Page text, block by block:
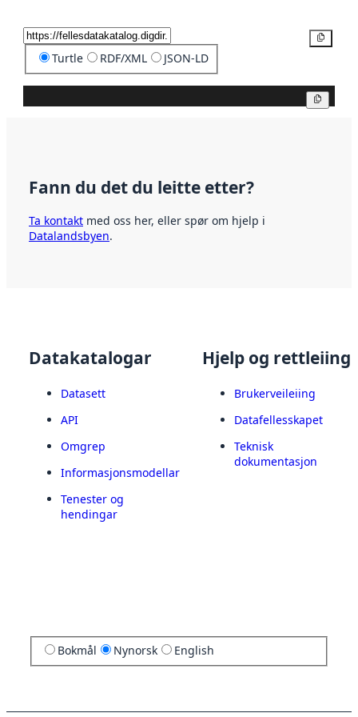
Turtle RDF/XML JSON-LD
Fann du det du leitte etter?
Ta kontakt med oss her, eller spør om hjelp i
Datalandsbyen.
Datakatalogar
Datasett
API
Omgrep
Informasjonsmodellar
Tenester og
hendingar
Hjelp og rettleiing
Brukerveileiing
Datafellesskapet
Teknisk
dokumentasjon
Bokmål Nynorsk English